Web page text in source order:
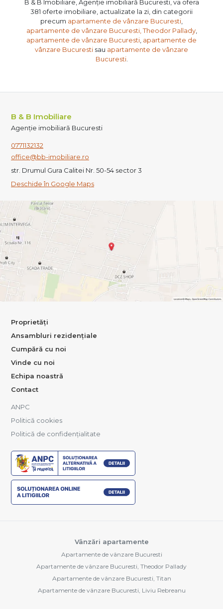
B & B Imobiliare, Agenție imobiliară Bucuresti, va ofera
381 oferte imobiliare, actualizate la zi, din categorii
precum apartamente de vânzare Bucuresti
apartamente de vânzare Bucuresti, Theodor Pallady,
apartamente de vânzare Bucuresti apartamente de
vânzare Bucuresti sau apartamente de vânzare
Bucuresti.
B & B Imobiliare
Agenție imobiliară Bucuresti
0771132132
office@bb-imobiliare.ro
str. Drumul Gura Calitei Nr. 50-54 sector 3
Deschide în Google Maps
Proprietăți
Ansambluri rezidențiale
Cumpără cu noi
Vinde cu noi
Echipa noastră
Contact
ANPC
Politică cookies
Politică de confidențialitate
Vânzări apartamente
Apartamente de vânzare Bucuresti
Apartamente de vânzare Bucuresti, Theodor Pallady
Apartamente de vânzare Bucuresti, Titan
Apartamente de vânzare Bucuresti, Liviu Rebreanu